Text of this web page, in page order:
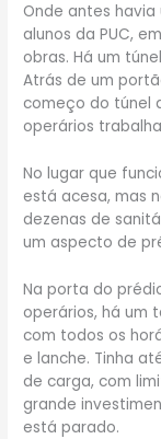
Onde antes
alunos da PUC,
obras. Há um
Atrás de um
começo do túnel
operários
No lugar que
está acesa, mas
dezenas de
um aspecto de
Na porta do
operários, há um
com todos os
e lanche. Tinha
de carga, com
grande
está parado.